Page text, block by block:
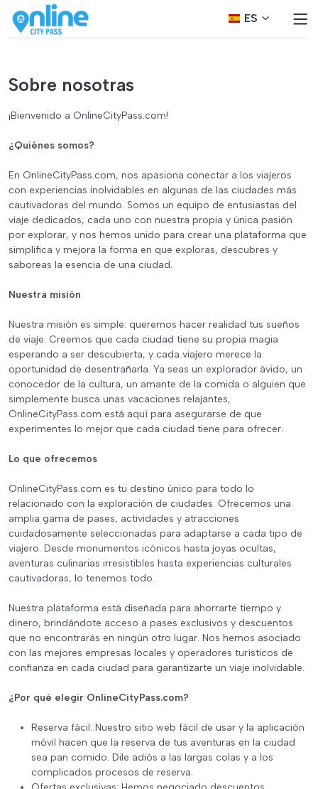
ES
Sobre nosotras
¡Bienvenido a OnlineCityPass.com!
¿Quiénes somos?
En OnlineCityPass.com, nos apasiona conectar a los viajeros
con experiencias inolvidables en algunas de las ciudades más
cautivadoras del mundo. Somos un equipo de entusiastas del
viaje dedicados, cada uno con nuestra propia y única pasión
por explorar, y nos hemos unido para crear una plataforma que
simplifica y mejora la forma en que exploras, descubres y
saboreas la esencia de una ciudad.
Nuestra misión
Nuestra misión es simple: queremos hacer realidad tus sueños
de viaje. Creemos que cada ciudad tiene su propia magia
esperando a ser descubierta, y cada viajero merece la
oportunidad de desentrañarla. Ya seas un explorador ávido, un
conocedor de la cultura, un amante de la comida o alguien que
simplemente busca unas vacaciones relajantes,
OnlineCityPass.com está aquí para asegurarse de que
experimentes lo mejor que cada ciudad tiene para ofrecer.
Lo que ofrecemos
OnlineCityPass.com es tu destino único para todo lo
relacionado con la exploración de ciudades. Ofrecemos una
amplia gama de pases, actividades y atracciones
cuidadosamente seleccionadas para adaptarse a cada tipo de
viajero. Desde monumentos icónicos hasta joyas ocultas,
aventuras culinarias irresistibles hasta experiencias culturales
cautivadoras, lo tenemos todo.
Nuestra plataforma está diseñada para ahorrarte tiempo y
dinero, brindándote acceso a pases exclusivos y descuentos
que no encontrarás en ningún otro lugar. Nos hemos asociado
con las mejores empresas locales y operadores turísticos de
confianza en cada ciudad para garantizarte un viaje inolvidable.
¿Por qué elegir OnlineCityPass.com?
Reserva fácil: Nuestro sitio web fácil de usar y la aplicación
móvil hacen que la reserva de tus aventuras en la ciudad
sea pan comido. Dile adiós a las largas colas y a los
complicados procesos de reserva.